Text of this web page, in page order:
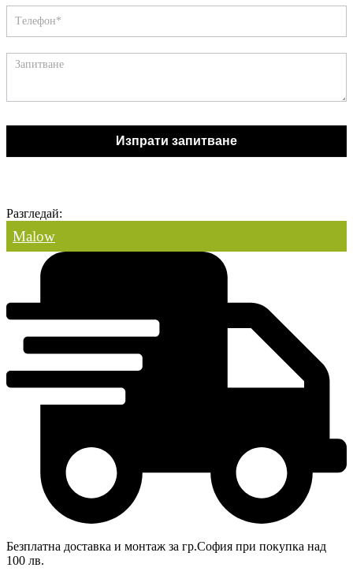
Изпрати запитване
human,
leave
this
field
blank.
Разгледай:
Malow
Безплатна доставка и монтаж за гр.София при покупка над
100 лв.